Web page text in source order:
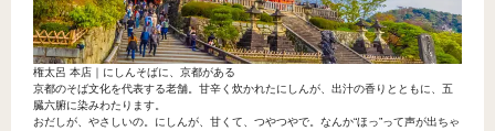
権太呂 本店｜にしんそばに、京都がある
京都のそば文化を代表する老舗。甘辛く炊かれたにしんが、出汁の香りとともに、五
臓六腑に染みわたります。
おだしが、やさしいの。にしんが、甘くて、つやつやで。なんか“ほっ”って声が出ちゃ